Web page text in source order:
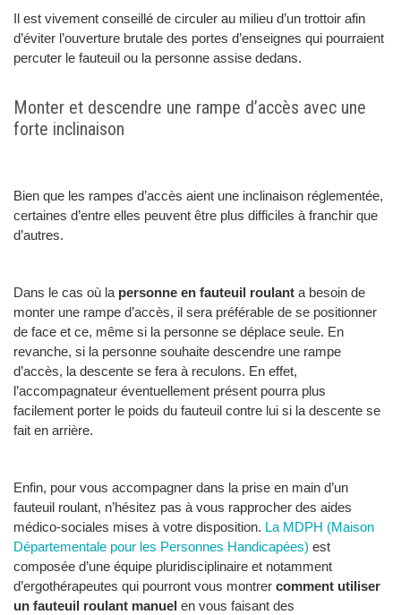
Il est vivement conseillé de circuler au milieu d’un trottoir afin
d’éviter l’ouverture brutale des portes d’enseignes qui pourraient
percuter le fauteuil ou la personne assise dedans.
Monter et descendre une rampe d’accès avec une
forte inclinaison
Bien que les rampes d’accès aient une inclinaison réglementée,
certaines d’entre elles peuvent être plus difficiles à franchir que
d’autres.
Dans le cas où la personne en fauteuil roulant a besoin de
monter une rampe d’accès, il sera préférable de se positionner
de face et ce, même si la personne se déplace seule. En
revanche, si la personne souhaite descendre une rampe
d’accès, la descente se fera à reculons. En effet,
l’accompagnateur éventuellement présent pourra plus
facilement porter le poids du fauteuil contre lui si la descente se
fait en arrière.
Enfin, pour vous accompagner dans la prise en main d’un
fauteuil roulant, n’hésitez pas à vous rapprocher des aides
médico-sociales mises à votre disposition. La MDPH (Maison
Départementale pour les Personnes Handicapées) est
composée d’une équipe pluridisciplinaire et notamment
d’ergothérapeutes qui pourront vous montrer comment utiliser
un fauteuil roulant manuel en vous faisant des